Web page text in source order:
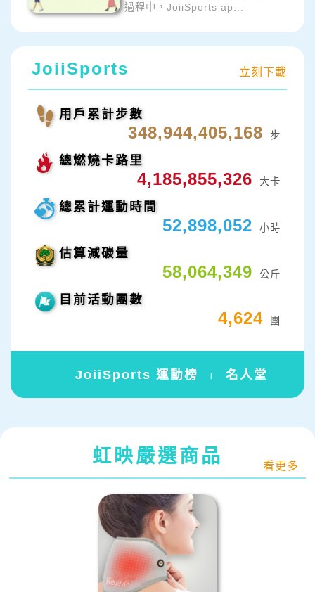
解析
過程中，JoiiSports ap...
JoiiSports 立刻下載
用戶累計步數
348,944,405,182 步
總燃燒卡路里
4,185,855,329 大卡
總累計運動時間
52,898,052 小時
估算減碳量
58,064,349 公斤
目前活動團數
4,624 團
JoiiSports 運動榜 | 名人堂
虹映嚴選商品 看更多